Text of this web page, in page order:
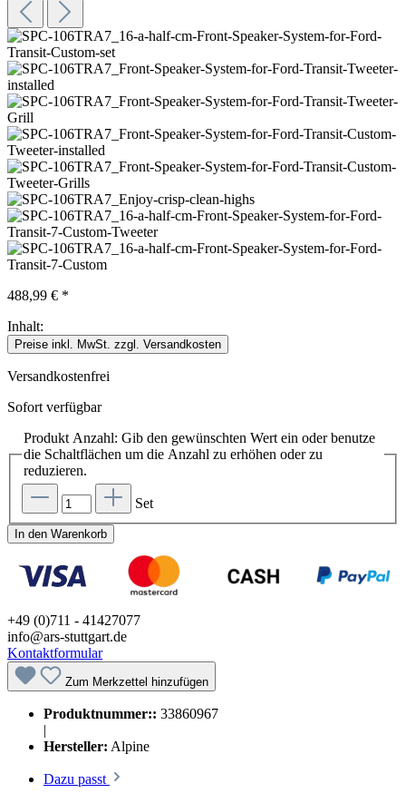
488,99 € *
Inhalt:
Preise inkl. MwSt. zzgl. Versandkosten
Versandkostenfrei
Sofort verfügbar
Produkt Anzahl: Gib den gewünschten Wert ein oder benutze
die Schaltflächen um die Anzahl zu erhöhen oder zu
reduzieren.
Set
In den Warenkorb
+49 (0)711 - 41427077
info@ars-stuttgart.de
Kontaktformular
Zum Merkzettel hinzufügen
Produktnummer:: 33860967
|
Hersteller: Alpine
Dazu passt